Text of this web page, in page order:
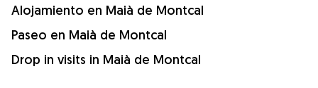
Alojamiento en Maià de Montcal
Paseo en Maià de Montcal
Drop in visits in Maià de Montcal